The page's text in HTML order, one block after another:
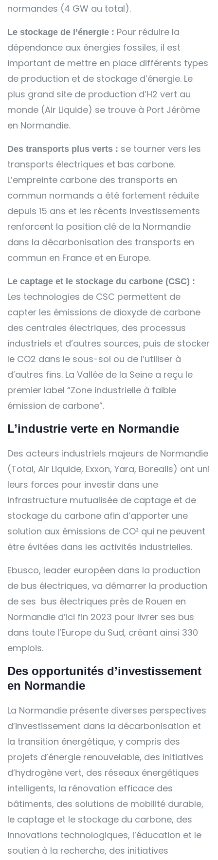
normandes (4 GW au total).
Le stockage de l’énergie : Pour réduire la
dépendance aux énergies fossiles, il est
important de mettre en place différents types
de production et de stockage d’énergie. Le
plus grand site de production d’H2 vert au
monde (Air Liquide) se trouve à Port Jérôme
en Normandie.
Des transports plus verts : se tourner vers les
transports électriques et bas carbone.
L’empreinte carbone des transports en
commun normands a été fortement réduite
depuis 15 ans et les récents investissements
renforcent la position clé de la Normandie
dans la décarbonisation des transports en
commun en France et en Europe.
Le captage et le stockage du carbone (CSC) :
Les technologies de CSC permettent de
capter les émissions de dioxyde de carbone
des centrales électriques, des processus
industriels et d’autres sources, puis de stocker
le CO2 dans le sous-sol ou de l’utiliser à
d’autres fins. La Vallée de la Seine a reçu le
premier label “Zone industrielle à faible
émission de carbone”.
L’industrie verte en Normandie
Des acteurs industriels majeurs de Normandie
(Total, Air Liquide, Exxon, Yara, Borealis) ont uni
leurs forces pour investir dans une
infrastructure mutualisée de captage et de
stockage du carbone afin d’apporter une
solution aux émissions de CO² qui ne peuvent
être évitées dans les activités industrielles.
Ebusco, leader européen dans la production
de bus électriques, va démarrer la production
de ses bus électriques près de Rouen en
Normandie d’ici fin 2023 pour livrer ses bus
dans toute l’Europe du Sud, créant ainsi 330
emplois.
Des opportunités d’investissement
en Normandie
La Normandie présente diverses perspectives
d’investissement dans la décarbonisation et
la transition énergétique, y compris des
projets d’énergie renouvelable, des initiatives
d’hydrogène vert, des réseaux énergétiques
intelligents, la rénovation efficace des
bâtiments, des solutions de mobilité durable,
le captage et le stockage du carbone, des
innovations technologiques, l’éducation et le
soutien à la recherche, des initiatives